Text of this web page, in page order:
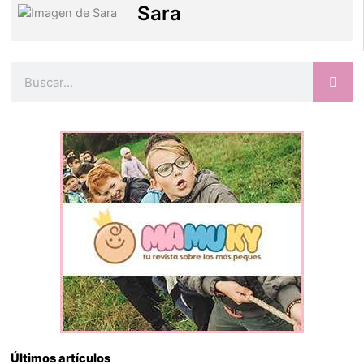
Sara
Últimos artículos